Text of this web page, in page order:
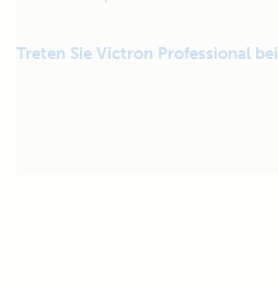
Treten Sie Victron Professional bei